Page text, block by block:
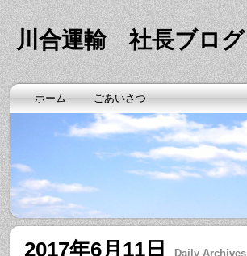
川合運輸 社長ブログ
ホーム ごあいさつ
2017年6月11日 Daily Archives